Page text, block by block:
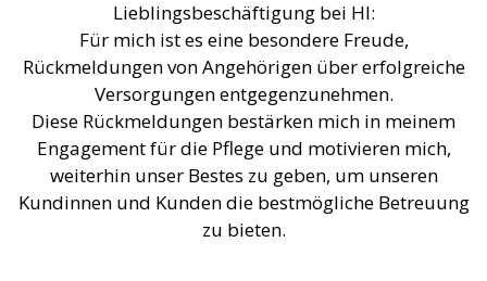
Lieblingsbeschäftigung bei HI:
Für mich ist es eine besondere Freude,
Rückmeldungen von Angehörigen über erfolgreiche
Versorgungen entgegenzunehmen.
Diese Rückmeldungen bestärken mich in meinem
Engagement für die Pflege und motivieren mich,
weiterhin unser Bestes zu geben, um unseren
Kundinnen und Kunden die bestmögliche Betreuung
zu bieten.